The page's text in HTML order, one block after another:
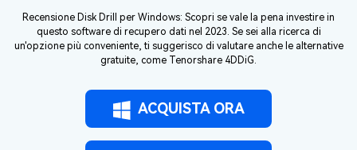
Recensione Disk Drill per Windows: Scopri se vale la pena investire in
questo software di recupero dati nel 2023. Se sei alla ricerca di
un'opzione più conveniente, ti suggerisco di valutare anche le alternative
gratuite, come Tenorshare 4DDiG.
ACQUISTA ORA